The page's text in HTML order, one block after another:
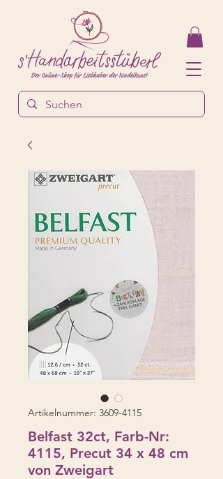
Artikelnummer: 3609-4115
Belfast 32ct, Farb-Nr:
4115, Precut 34 x 48 cm
von Zweigart